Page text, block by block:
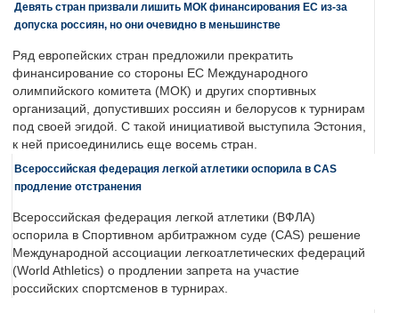
Девять стран призвали лишить МОК финансирования ЕС из-за
допуска россиян, но они очевидно в меньшинстве
Ряд европейских стран предложили прекратить
финансирование со стороны ЕС Международного
олимпийского комитета (МОК) и других спортивных
организаций, допустивших россиян и белорусов к турнирам
под своей эгидой. С такой инициативой выступила Эстония,
к ней присоединились еще восемь стран.
Всероссийская федерация легкой атлетики оспорила в CAS
продление отстранения
Всероссийская федерация легкой атлетики (ВФЛА)
оспорила в Спортивном арбитражном суде (CAS) решение
Международной ассоциации легкоатлетических федераций
(World Athletics) о продлении запрета на участие
российских спортсменов в турнирах.